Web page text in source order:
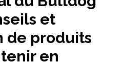
et
de produits
en